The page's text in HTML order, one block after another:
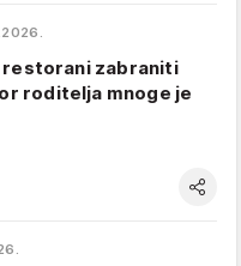
restorani zabraniti
roditelja mnoge je